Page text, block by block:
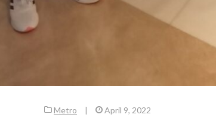
Metro April 9, 2022